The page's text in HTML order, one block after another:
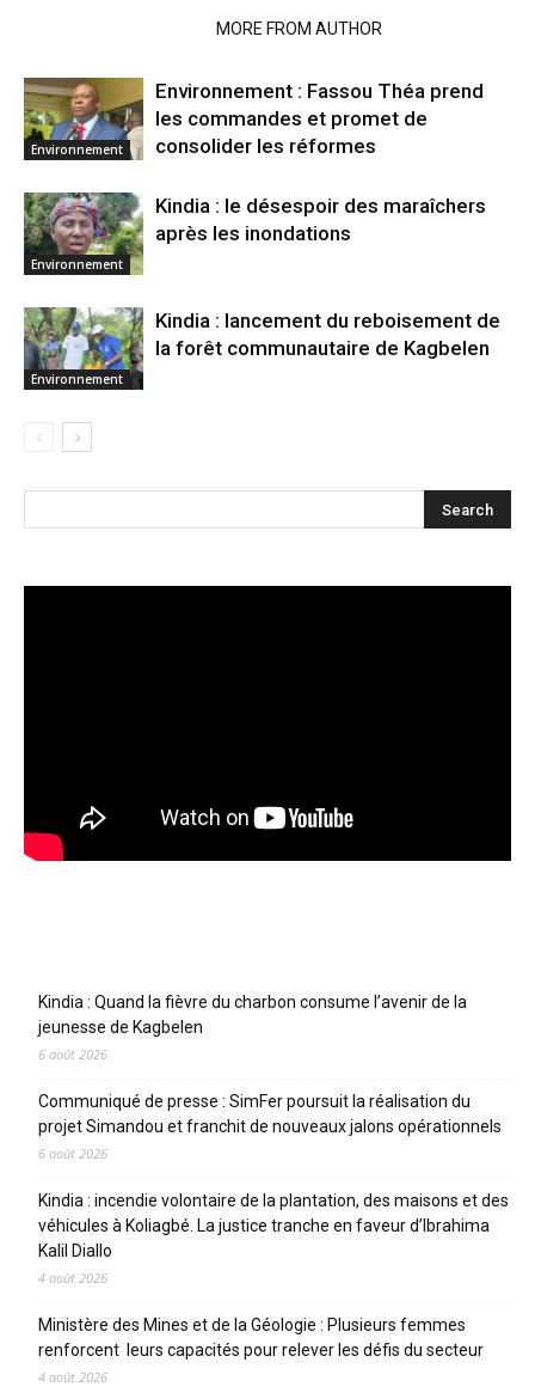
MORE FROM AUTHOR
Environnement
Environnement : Fassou Théa prend
les commandes et promet de
consolider les réformes
Environnement
Kindia : le désespoir des maraîchers
après les inondations
Environnement
Kindia : lancement du reboisement de
la forêt communautaire de Kagbelen
Kindia : Quand la fièvre du charbon consume l’avenir de la
jeunesse de Kagbelen
6 août 2026
Communiqué de presse : SimFer poursuit la réalisation du
projet Simandou et franchit de nouveaux jalons opérationnels
6 août 2026
Kindia : incendie volontaire de la plantation, des maisons et des
véhicules à Koliagbé. La justice tranche en faveur d’Ibrahima
Kalil Diallo
4 août 2026
Ministère des Mines et de la Géologie : Plusieurs femmes
renforcent leurs capacités pour relever les défis du secteur
4 août 2026